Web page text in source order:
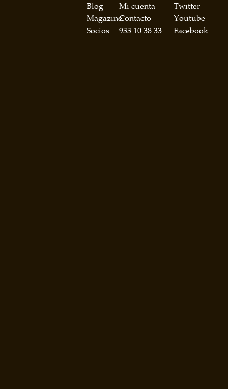
Blog
Magazine
Socios
Mi cuenta
Contacto
933 10 38 33
Twitter
Youtube
Facebook